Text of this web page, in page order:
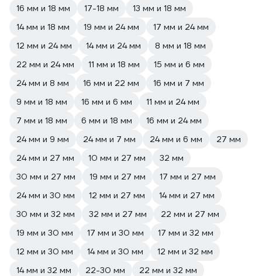
16 мм и 18 мм
17-18 мм
13 мм и 18 мм
14 мм и 18 мм
19 мм и 24 мм
17 мм и 24 мм
12 мм и 24 мм
14 мм и 24 мм
8 мм и 18 мм
22 мм и 24 мм
11 мм и 18 мм
15 мм и 6 мм
24 мм и 8 мм
16 мм и 22 мм
16 мм и 7 мм
9 мм и 18 мм
16 мм и 6 мм
11 мм и 24 мм
7 мм и 18 мм
6 мм и 18 мм
16 мм и 24 мм
24 мм и 9 мм
24 мм и 7 мм 24 мм и 6 мм
27 мм
24 мм и 27 мм
10 мм и 27 мм
32 мм
30 мм и 27 мм
19 мм и 27 мм
17 мм и 27 мм
24 мм и 30 мм
12 мм и 27 мм
14 мм и 27 мм
30 мм и 32 мм
32 мм и 27 мм
22 мм и 27 мм
19 мм и 30 мм
17 мм и 30 мм
17 мм и 32 мм
12 мм и 30 мм
14 мм и 30 мм
12 мм и 32 мм
14 мм и 32 мм
22-30 мм
22 мм и 32 мм